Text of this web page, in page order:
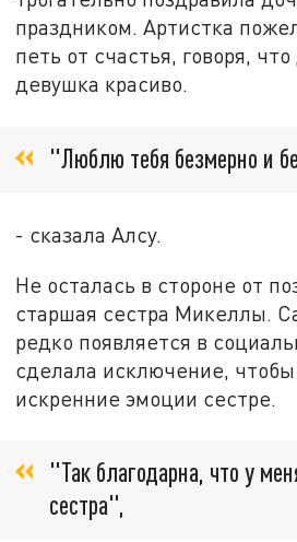
праздником. Артистка
петь от счастья, говоря,
девушка красиво.
"Люблю тебя безмерно и
- сказала Алсу.
Не осталась в стороне от
старшая сестра Микеллы.
редко появляется в
сделала исключение,
искренние эмоции сестре.
"Так благодарна, что у
сестра",